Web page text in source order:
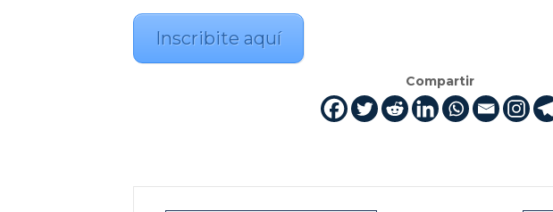
Inscribite aquí
Compartir